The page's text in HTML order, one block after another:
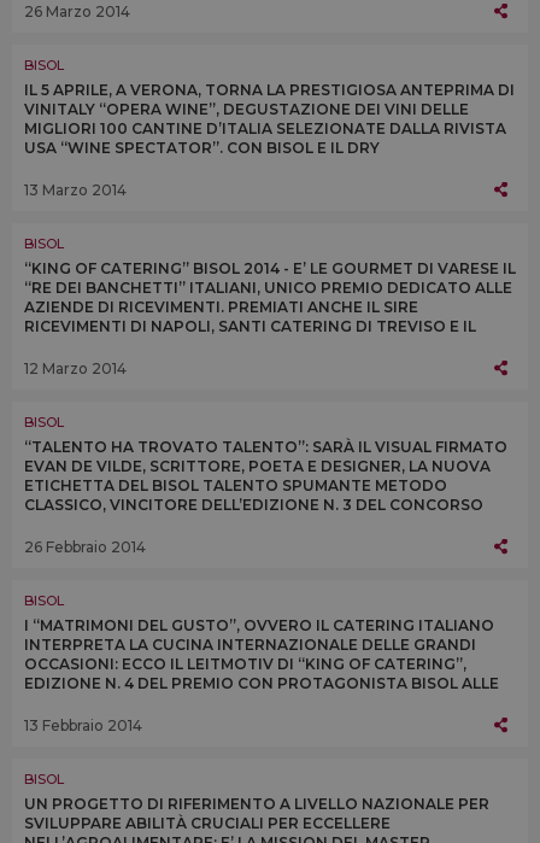
26 Marzo 2014
BISOL
IL 5 APRILE, A VERONA, TORNA LA PRESTIGIOSA ANTEPRIMA DI
VINITALY “OPERA WINE”, DEGUSTAZIONE DEI VINI DELLE
MIGLIORI 100 CANTINE D’ITALIA SELEZIONATE DALLA RIVISTA
USA “WINE SPECTATOR”. CON BISOL E IL DRY
13 Marzo 2014
BISOL
“KING OF CATERING” BISOL 2014 - E’ LE GOURMET DI VARESE IL
“RE DEI BANCHETTI” ITALIANI, UNICO PREMIO DEDICATO ALLE
AZIENDE DI RICEVIMENTI. PREMIATI ANCHE IL SIRE
RICEVIMENTI DI NAPOLI, SANTI CATERING DI TREVISO E IL
12 Marzo 2014
BISOL
“TALENTO HA TROVATO TALENTO”: SARÀ IL VISUAL FIRMATO
EVAN DE VILDE, SCRITTORE, POETA E DESIGNER, LA NUOVA
ETICHETTA DEL BISOL TALENTO SPUMANTE METODO
CLASSICO, VINCITORE DELL’EDIZIONE N. 3 DEL CONCORSO
26 Febbraio 2014
BISOL
I “MATRIMONI DEL GUSTO”, OVVERO IL CATERING ITALIANO
INTERPRETA LA CUCINA INTERNAZIONALE DELLE GRANDI
OCCASIONI: ECCO IL LEITMOTIV DI “KING OF CATERING”,
EDIZIONE N. 4 DEL PREMIO CON PROTAGONISTA BISOL ALLE
13 Febbraio 2014
BISOL
UN PROGETTO DI RIFERIMENTO A LIVELLO NAZIONALE PER
SVILUPPARE ABILITÀ CRUCIALI PER ECCELLERE